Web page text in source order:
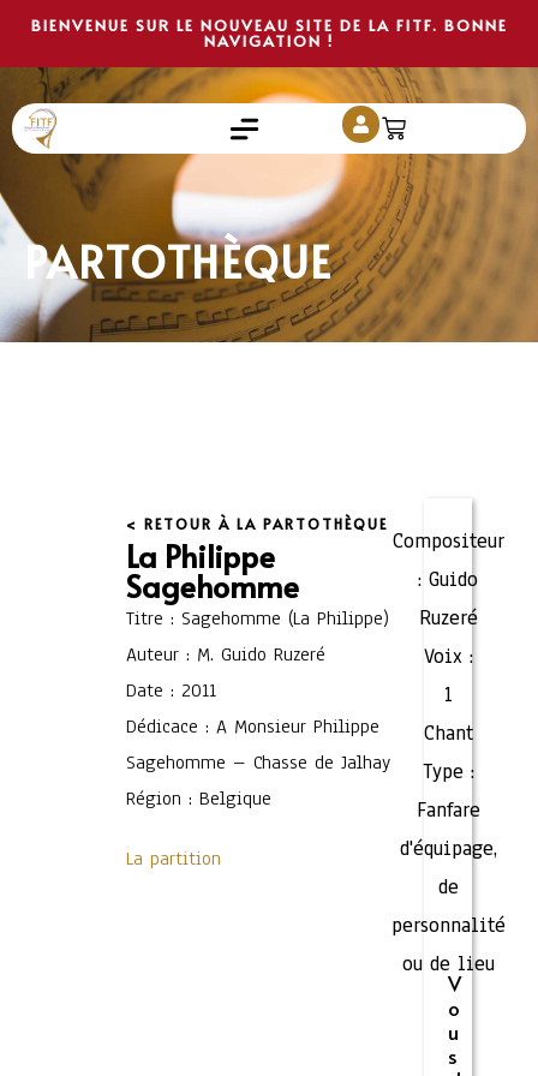
BIENVENUE SUR LE NOUVEAU SITE DE LA FITF. BONNE
NAVIGATION !
PARTOTHÈQUE
< RETOUR À LA PARTOTHÈQUE
La Philippe
Sagehomme
Titre : Sagehomme (La Philippe)
Auteur : M. Guido Ruzeré
Date : 2011
Dédicace : A Monsieur Philippe
Sagehomme – Chasse de Jalhay
Région : Belgique
La partition
Compositeur
: Guido
Ruzeré
Voix :
1
Chant
Type :
Fanfare
d'équipage,
de
personnalité
ou de lieu
V
o
u
s